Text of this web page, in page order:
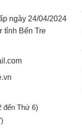
ngày 24/04/2024
tỉnh Bến Tre
đến Thứ 6)